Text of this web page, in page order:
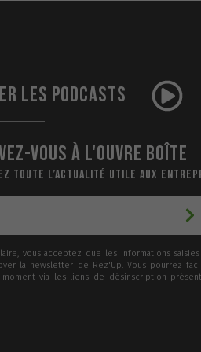
LES PODCASTS
VOUS À L'OUVRE BOÎTE
TOUTE L’ACTUALITÉ UTILE AUX
vous acceptez que les informations
la newsletter de Rez'Up. Vous pourrez
via les liens de désinscription